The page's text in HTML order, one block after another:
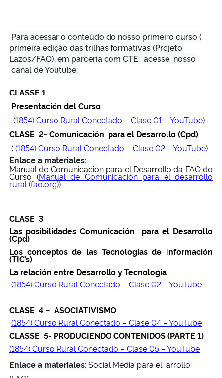
Advocacia-Geral da União
Banco Central do Brasil
Para acessar o conteúdo do nosso primeiro curso (
primeira edição das trilhas formativas (Projeto
Lazos/FAO), em parceria com CTE: acesse nosso
canal de Youtube:
CLASSE 1
Presentación del Curso
(1854) Curso Rural Conectado – Clase 01 – YouTube)
CLASE 2- Comunicación para el Desarrollo (Cpd)
((1854) Curso Rural Conectado – Clase 02 – YouTube)
Enlace a materiales:
Manual de Comunicación para el Desarrollo da FAO do
Curso (Manual de Comunicación para el desarrollo
rural (fao.org))
CLASE 3
Las posibilidades Comunicación para el Desarrollo
(Cpd)
Los conceptos de las Tecnologías de Información
(TIC’s)
La relación entre Desarrollo y Tecnología
(1854) Curso Rural Conectado – Clase 02 – YouTube
CLASE 4 – ASOCIATIVISMO
(1854) Curso Rural Conectado – Clase 04 – YouTube
CLASSE 5- PRODUCIENDO CONTENIDOS (PARTE 1)
(1854) Curso Rural Conectado – Clase 05 – YouTube
Enlace a materiales: Social Media para el arrollo